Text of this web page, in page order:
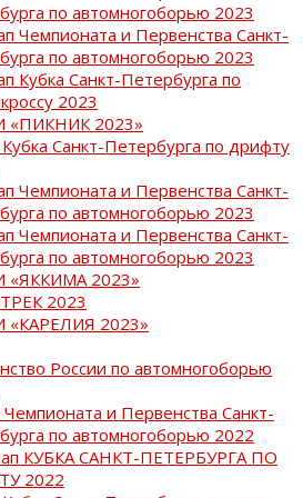
по автомногоборью 2023
Чемпионата и Первенства Санкт-
по автомногоборью 2023
Кубка Санкт-Петербурга по
2023
«ПИКНИК 2023»
Кубка Санкт-Петербурга по дрифту
Чемпионата и Первенства Санкт-
по автомногоборью 2023
Чемпионата и Первенства Санкт-
по автомногоборью 2023
«ЯККИМА 2023»
2023
«КАРЕЛИЯ 2023»
России по автомногоборью
и Первенства Санкт-
по автомногоборью 2022
КУБКА САНКТ-ПЕТЕРБУРГА ПО
2022